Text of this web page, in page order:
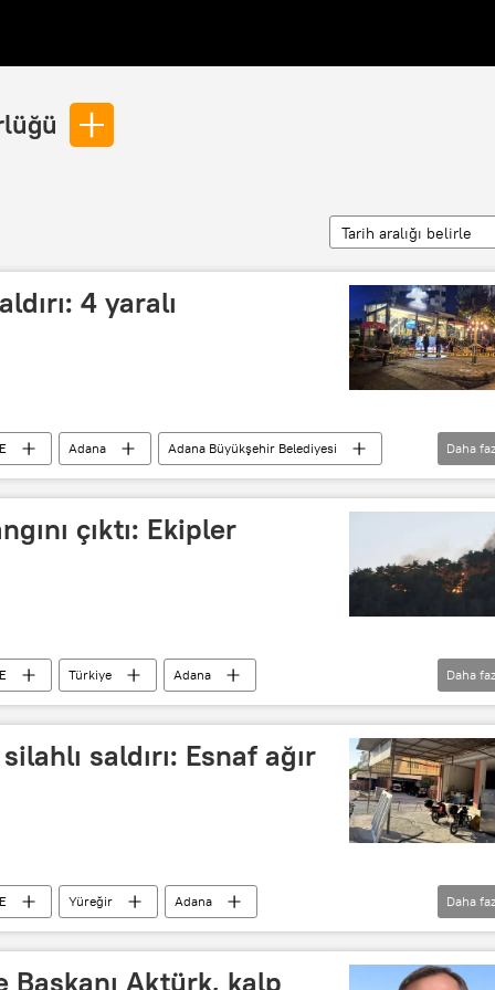
Tarih aralığı belirle
4 yaralı
Adana
Adana Büyükşehir Belediyesi
Adana kebap
Daha
çıktı: Ekipler
Türkiye
Adana
Adana Valiliği
Adana Cumhuriyet Başsavcılığı
Daha
saldırı: Esnaf ağır
Yüreğir
Adana
Adana Barosu Adana Valiliği
Daha
Başkanı Aktürk, kalp